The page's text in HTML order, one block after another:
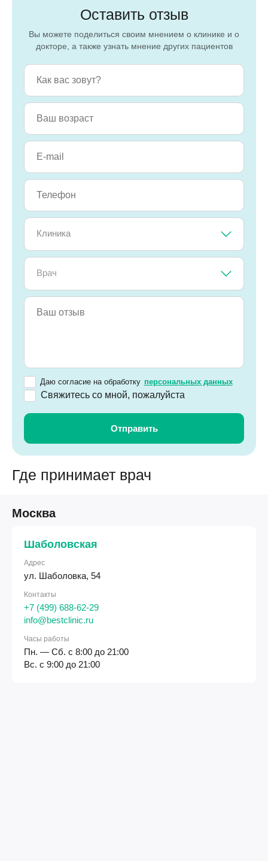
Оставить отзыв
Вы можете поделиться своим мнением о клинике и о
докторе, а также узнать мнение других пациентов
Клиника
Врач
Даю согласие на обработку персональных данных
Свяжитесь со мной, пожалуйста
Где принимает врач
Москва
Шаболовская
Адрес
ул. Шаболовка, 54
Контакты
+7 (499) 688-62-29
info@bestclinic.ru
Часы работы
Пн. — Сб. с 8:00 до 21:00
Вс. с 9:00 до 21:00